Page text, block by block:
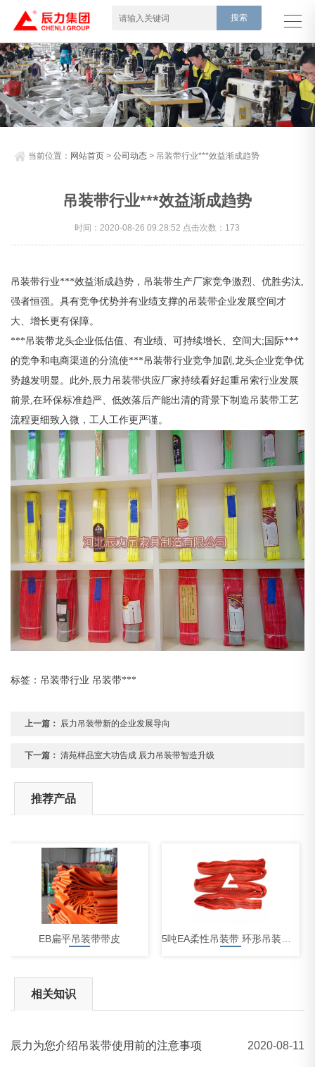
当前位置： 网站首页 >公司动态 > 吊装带行业***效益渐成趋势
吊装带行业***效益渐成趋势
时间：2020-08-26 09:28:52 点击次数：173
吊装带行业***效益渐成趋势， 吊装带生产厂家竞争激烈、优胜劣汰,
强者恒强。具有竞争优势并有业绩支撑的吊装带企业发展空间才
大、增长更有保障。
***吊装带龙头企业低估值、有业绩、可持续增长、空间大;国际***
的竞争和电商渠道的分流使***吊装带行业竞争加剧,龙头企业竞争优
势越发明显。此外,辰力吊装带供应厂家持续看好起重吊索行业发展
前景,在环保标准趋严、低效落后产能出清的背景下制造吊装带工艺
流程更细致入微，工人工作更严谨。
标签：吊装带行业 吊装带***
上一篇： 辰力吊装带新的企业发展导向
下一篇： 清苑样品室大功告成 辰力吊装带智造升级
推荐产品
EB扁平吊装带带皮
相关知识
​辰力为您介绍吊装带使用前的注意事项 2020-08-11